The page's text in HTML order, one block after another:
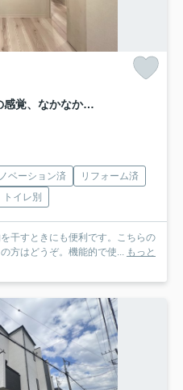
横浜駅周辺が庭となる地。その感覚、なかなか持てないですよね？はい、私もです。ってコトは、選ばれし人間のみが享受できるこの恩恵。部屋より楽しいかもれしれない！な、『モンテベルデ横浜』リノベーション
ベーション済
リフォーム済
トイレ別
干すときにも便利です。こちらの
方はどうぞ。機能的で使...
もっと